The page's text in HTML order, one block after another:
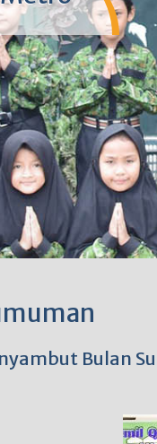
Bulan